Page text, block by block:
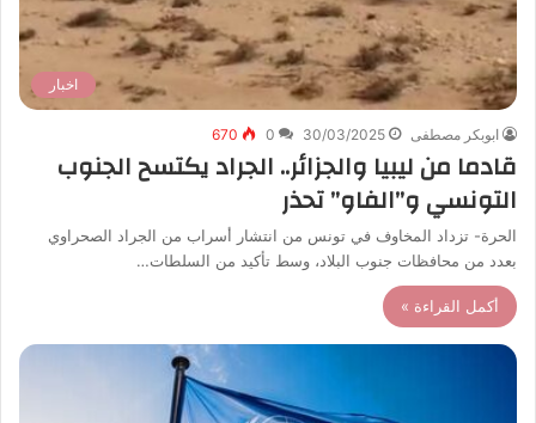
اخبار
ابوبكر مصطفى 30/03/2025
0
670
قادما من ليبيا والجزائر.. الجراد يكتسح الجنوب
التونسي و”الفاو” تحذر
الحرة- تزداد المخاوف في تونس من انتشار أسراب من الجراد الصحراوي
بعدد من محافظات جنوب البلاد، وسط تأكيد من السلطات…
أكمل القراءة »